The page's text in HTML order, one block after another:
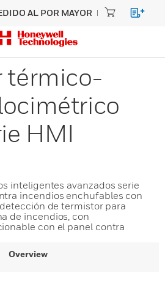
AL POR MAYOR
térmico-
HMI
inteligentes avanzados serie
incendios enchufables con
de termistor para
de incendios, con
con el panel contra
Overview